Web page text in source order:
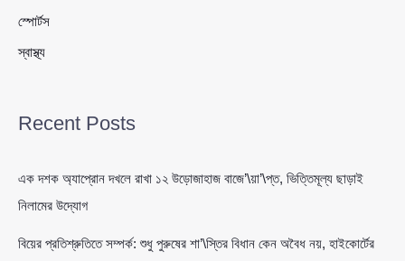
স্পোর্টস
স্বাস্থ্য
Recent Posts
এক দশক অ্যাপ্রোন দখলে রাখা ১২ উড়োজাহাজ বাজে’\য়া’\প্ত, ভিত্তিমূল্য ছাড়াই
নিলামের উদ্যোগ
বিয়ের প্রতিশ্রুতিতে সম্পর্ক: শুধু পুরুষের শা’\স্তির বিধান কেন অবৈধ নয়, হাইকোর্টের